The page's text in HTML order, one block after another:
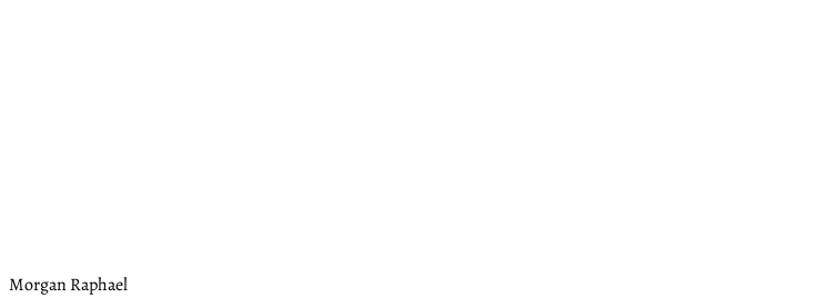
Morgan Raphael